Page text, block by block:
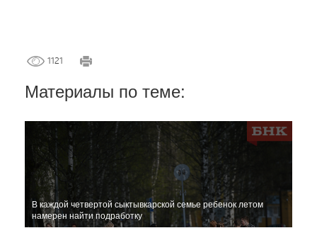
1121
Материалы по теме:
В каждой четвертой сыктывкарской семье ребенок летом
намерен найти подработку